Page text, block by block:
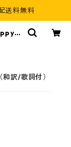
送料無料
L
訳/歌詞付）